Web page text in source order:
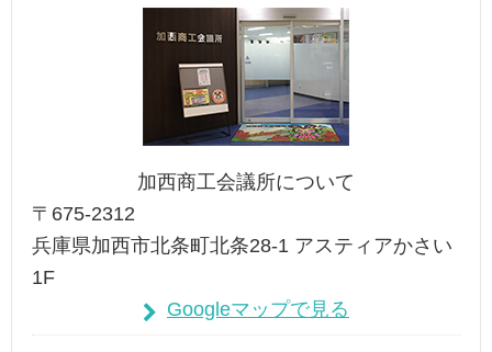
加西商工会議所について
〒675-2312
兵庫県加西市北条町北条28-1 アスティアかさい
1F
Googleマップで見る